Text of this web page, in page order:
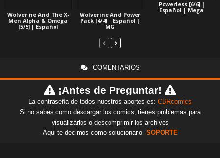
Wolverine And The X-
Men Alpha & Omega
[5/5] | Español
Wolverine And Power
Pack [4/4] | Español |
MG
Powerless [6/6] |
Español | Mega
COMENTARIOS
¡Antes de Preguntar!
La contraseña de todos nuestros aportes es: CBRcomics
Si no sabes como descargar los comics, tienes problemas para
visualizarlos o descomprimir los archivos
Aqui te decimos como solucionarlo SOPORTE